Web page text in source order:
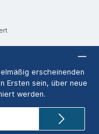
erscheinenden
Ersten sein, über neue
werden.